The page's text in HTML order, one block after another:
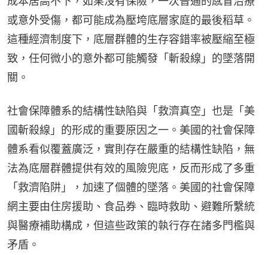
或意外受傷，都可能成為壓垮底層家庭的最後稻草。
這種經濟制度下，底層群體的生存容錯率被壓縮至極
致，任何微小的意外都可能觸發「斬殺線」的墜落開
關。
社會保障體系的結構性缺陷與「救濟真空」也是「美
國斬殺線」的形成的重要原因之一。美國的社會保障
體系看似覆蓋廣泛，實則存在嚴重的結構性缺陷，無
法為底層群體提供有效的風險兜底，反而形成了多重
「救濟陷阱」，加速了個體的墜落。美國的社會保障
網主要由住房援助、食品券、臨時救助、避難所繫統
與醫療補助構成，但這些政策的執行存在諸多門檻與
矛盾。